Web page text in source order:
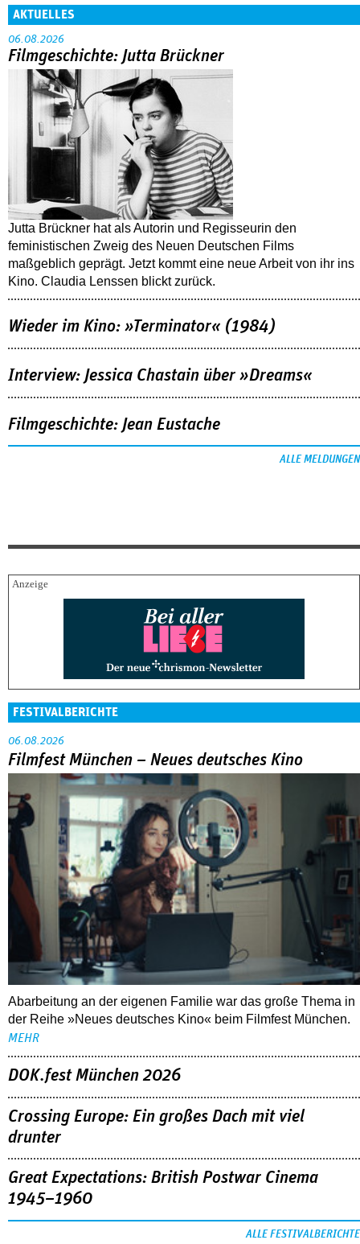
AKTUELLES
06.08.2026
Filmgeschichte: Jutta Brückner
Jutta Brückner hat als Autorin und Regisseurin den
feministischen Zweig des Neuen Deutschen Films
maßgeblich geprägt. Jetzt kommt eine neue Arbeit von ihr ins
Kino. Claudia Lenssen blickt zurück.
Wieder im Kino: »Terminator« (1984)
Interview: Jessica Chastain über »Dreams«
Filmgeschichte: Jean Eustache
ALLE MELDUNGEN
FESTIVALBERICHTE
06.08.2026
Filmfest München – Neues deutsches Kino
Abarbeitung an der eigenen Familie war das große Thema in
der Reihe »Neues deutsches Kino« beim Filmfest München.
MEHR
DOK.fest München 2026
Crossing Europe: Ein großes Dach mit viel
drunter
Great Expectations: British Postwar Cinema
1945–1960
ALLE FESTIVALBERICHTE